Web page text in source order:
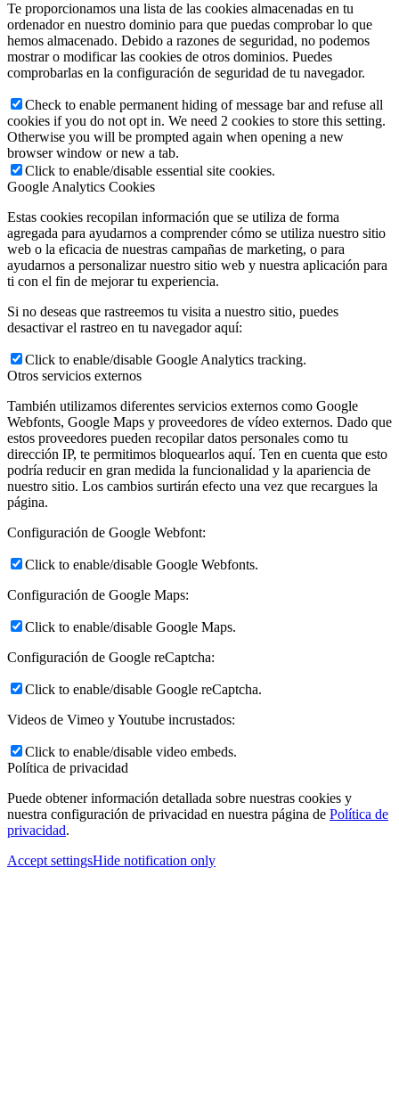
Te proporcionamos una lista de las cookies almacenadas en tu
ordenador en nuestro dominio para que puedas comprobar lo que
hemos almacenado. Debido a razones de seguridad, no podemos
mostrar o modificar las cookies de otros dominios. Puedes
comprobarlas en la configuración de seguridad de tu navegador.
Check to enable permanent hiding of message bar and refuse all
cookies if you do not opt in. We need 2 cookies to store this setting.
Otherwise you will be prompted again when opening a new
browser window or new a tab.
Click to enable/disable essential site cookies.
Google Analytics Cookies
Estas cookies recopilan información que se utiliza de forma
agregada para ayudarnos a comprender cómo se utiliza nuestro sitio
web o la eficacia de nuestras campañas de marketing, o para
ayudarnos a personalizar nuestro sitio web y nuestra aplicación para
ti con el fin de mejorar tu experiencia.
Si no deseas que rastreemos tu visita a nuestro sitio, puedes
desactivar el rastreo en tu navegador aquí:
Click to enable/disable Google Analytics tracking.
Otros servicios externos
También utilizamos diferentes servicios externos como Google
Webfonts, Google Maps y proveedores de vídeo externos. Dado que
estos proveedores pueden recopilar datos personales como tu
dirección IP, te permitimos bloquearlos aquí. Ten en cuenta que esto
podría reducir en gran medida la funcionalidad y la apariencia de
nuestro sitio. Los cambios surtirán efecto una vez que recargues la
página.
Configuración de Google Webfont:
Click to enable/disable Google Webfonts.
Configuración de Google Maps:
Click to enable/disable Google Maps.
Configuración de Google reCaptcha:
Click to enable/disable Google reCaptcha.
Videos de Vimeo y Youtube incrustados:
Click to enable/disable video embeds.
Política de privacidad
Puede obtener información detallada sobre nuestras cookies y
nuestra configuración de privacidad en nuestra página de Política de
privacidad.
Accept settingsHide notification only